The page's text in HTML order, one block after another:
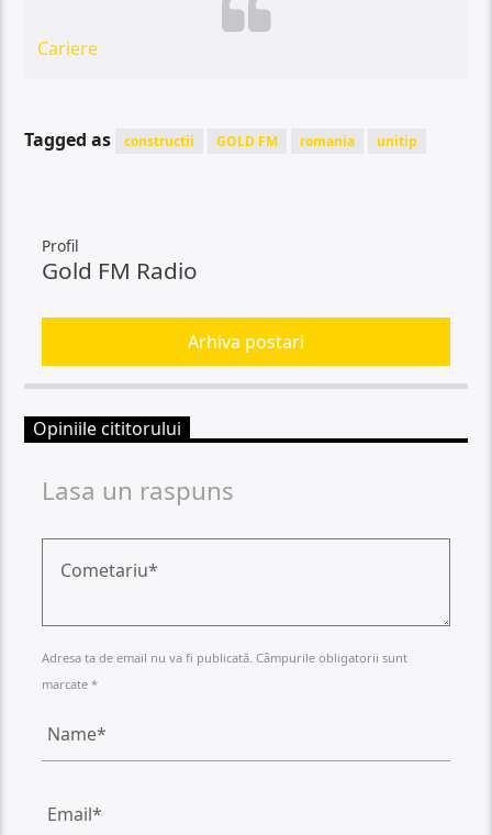
Cariere
Tagged as constructii GOLD FM romania unitip
Profil
Gold FM Radio
Arhiva postari
Opiniile cititorului
Lasa un raspuns
Adresa ta de email nu va fi publicată. Câmpurile obligatorii sunt
marcate *